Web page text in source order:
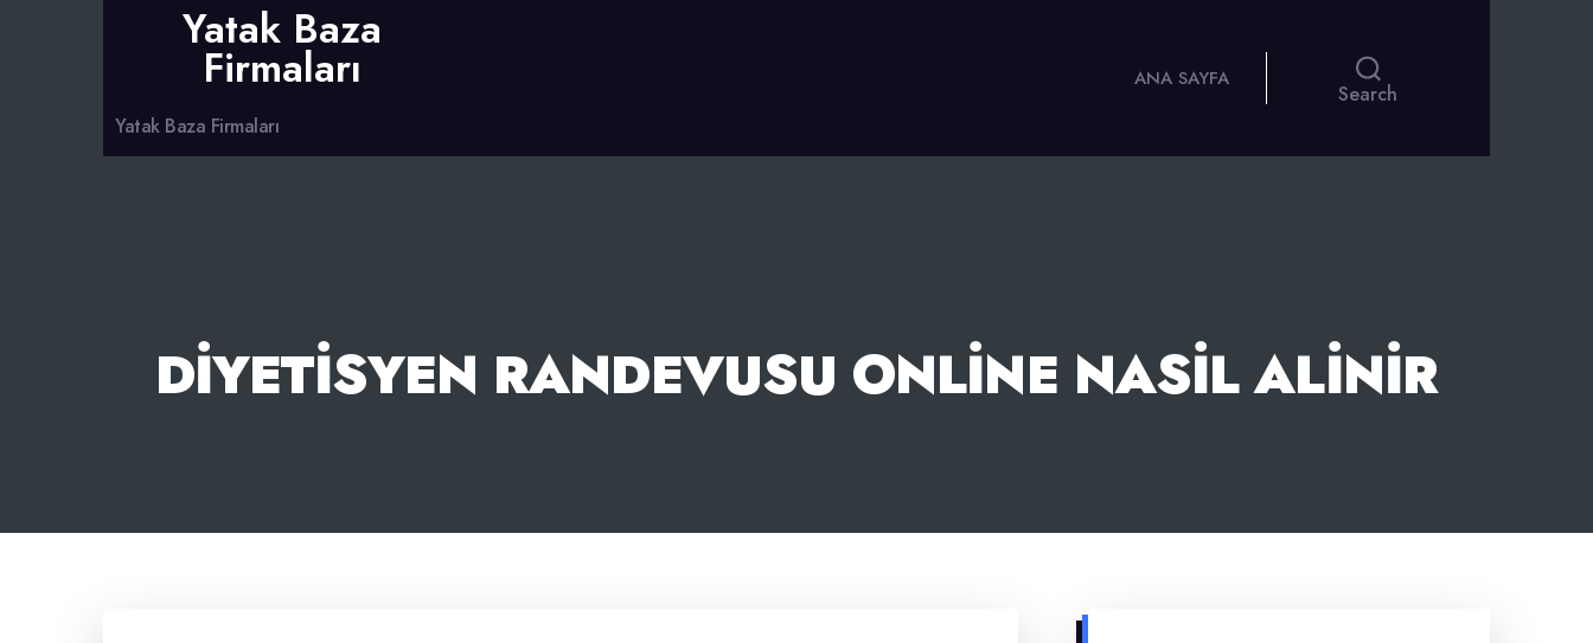
Yatak Baza
Firmaları
Yatak Baza Firmaları
ANA SAYFA
Search
DIYETISYEN RANDEVUSU ONLINE NASIL ALINIR